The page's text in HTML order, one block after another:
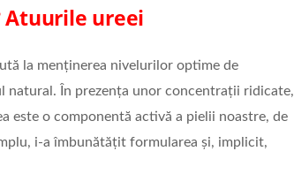
Atuurile ureei
la menținerea nivelurilor optime de
natural. În prezența unor concentrații ridicate,
este o componentă activă a pielii noastre, de
i-a îmbunătățit formularea și, implicit,